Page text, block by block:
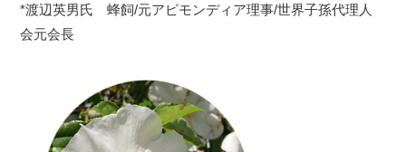
*渡辺英男氏 蜂飼/元アピモンディア理事/世界子孫代理人
会元会長